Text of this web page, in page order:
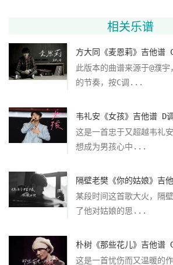
相关乐谱
方大同《麦恩莉》吉他谱
此版本的曲谱来源于@濮
的节奏，按C调...
韦礼安《女孩》吉他谱 D
这是一首忠于又超越韦礼
想成为男孩心中...
隔壁老樊《你的姑娘》吉
某段时间这首歌大火，隔
了他对姑娘的思...
朴树《那些花儿》吉他谱
这是一首忧伤而又温暖的